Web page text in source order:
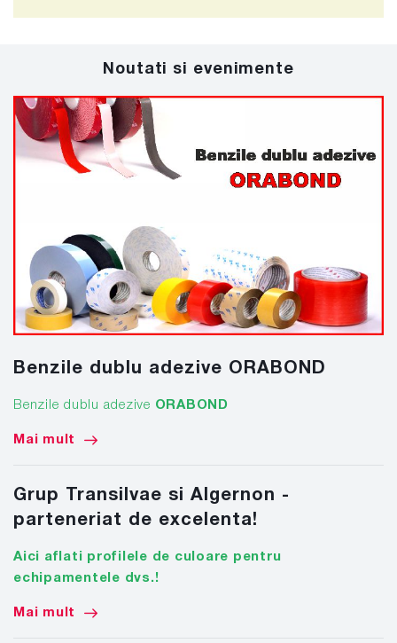
Noutati si evenimente
Benzile dublu adezive ORABOND
Benzile dublu adezive ORABOND
Mai mult
Grup Transilvae si Algernon -
parteneriat de excelenta!
Aici aflati profilele de culoare pentru
echipamentele dvs.!
Mai mult